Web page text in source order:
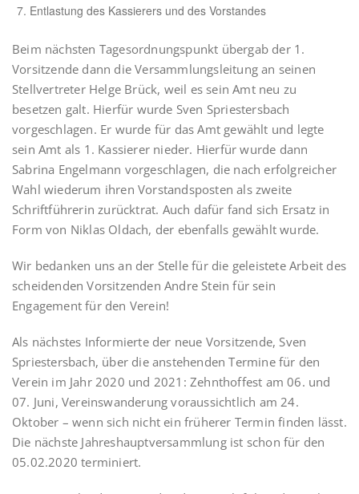
Entlastung des Kassierers und des Vorstandes
Beim nächsten Tagesordnungspunkt übergab der 1.
Vorsitzende dann die Versammlungsleitung an seinen
Stellvertreter Helge Brück, weil es sein Amt neu zu
besetzen galt. Hierfür wurde Sven Spriestersbach
vorgeschlagen. Er wurde für das Amt gewählt und legte
sein Amt als 1. Kassierer nieder. Hierfür wurde dann
Sabrina Engelmann vorgeschlagen, die nach erfolgreicher
Wahl wiederum ihren Vorstandsposten als zweite
Schriftführerin zurücktrat. Auch dafür fand sich Ersatz in
Form von Niklas Oldach, der ebenfalls gewählt wurde.
Wir bedanken uns an der Stelle für die geleistete Arbeit des
scheidenden Vorsitzenden Andre Stein für sein
Engagement für den Verein!
Als nächstes Informierte der neue Vorsitzende, Sven
Spriestersbach, über die anstehenden Termine für den
Verein im Jahr 2020 und 2021: Zehnthoffest am 06. und
07. Juni, Vereinswanderung voraussichtlich am 24.
Oktober – wenn sich nicht ein früherer Termin finden lässt.
Die nächste Jahreshauptversammlung ist schon für den
05.02.2020 terminiert.